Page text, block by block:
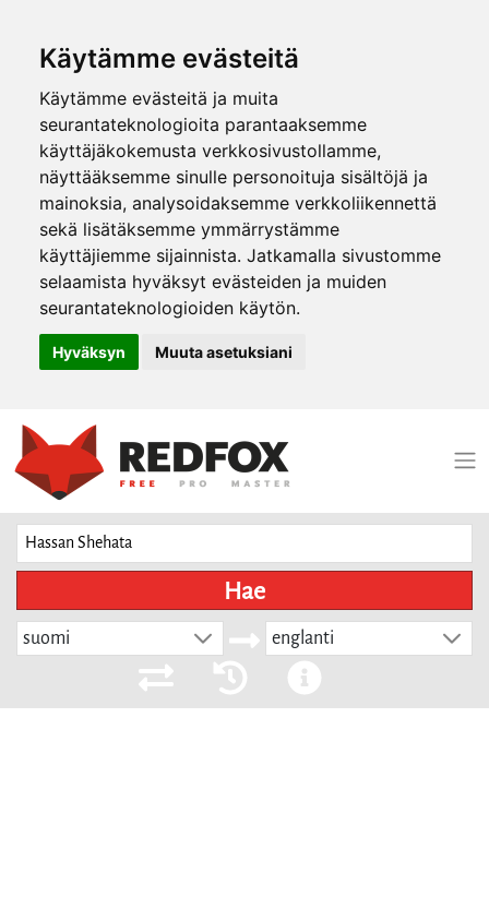
Käytämme evästeitä
Käytämme evästeitä ja muita
seurantateknologioita parantaaksemme
käyttäjäkokemusta verkkosivustollamme,
näyttääksemme sinulle personoituja sisältöjä ja
mainoksia, analysoidaksemme verkkoliikennettä
sekä lisätäksemme ymmärrystämme
käyttäjiemme sijainnista. Jatkamalla sivustomme
selaamista hyväksyt evästeiden ja muiden
seurantateknologioiden käytön.
Hyväksyn Muuta asetuksiani
Hae
suomi englanti